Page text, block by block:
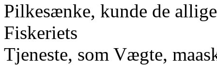
Pilkesænke, kunde de
Fiskeriets
Tjeneste, som Vægte,